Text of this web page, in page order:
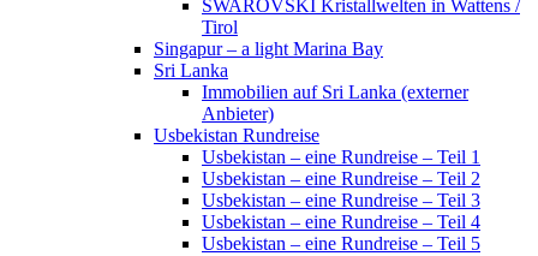
SWAROVSKI Kristallwelten in Wattens /
Tirol
Singapur – a light Marina Bay
Sri Lanka
Immobilien auf Sri Lanka (externer
Anbieter)
Usbekistan Rundreise
Usbekistan – eine Rundreise – Teil 1
Usbekistan – eine Rundreise – Teil 2
Usbekistan – eine Rundreise – Teil 3
Usbekistan – eine Rundreise – Teil 4
Usbekistan – eine Rundreise – Teil 5